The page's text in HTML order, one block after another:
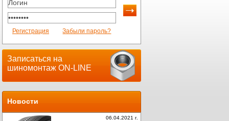
Регистрация Забыли пароль?
Записаться на
шиномонтаж ON-LINE
Новости
06.04.2021 г.